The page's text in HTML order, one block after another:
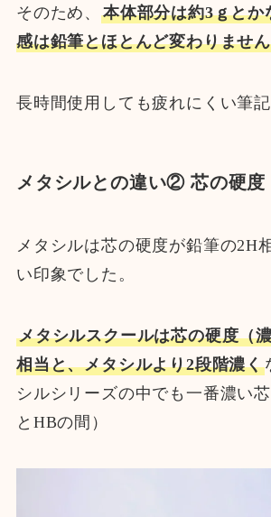
そのため、 本体部分は約3ｇとか
感は鉛筆とほとんど変わりません
長時間使用しても疲れにくい筆記
メタシルとの違い② 芯の硬度
メタシルは芯の硬度が鉛筆の2H
い印象でした。
メタシルスクールは芯の硬度（
相当と、メタシルより2段階濃く
シルシリーズの中でも一番濃い
とHBの間）